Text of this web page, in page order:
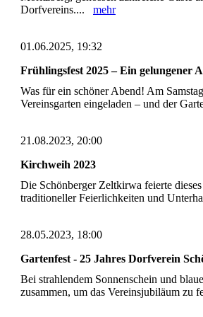
Dorfvereins.... mehr
01.06.2025, 19:32
Frühlingsfest 2025 – Ein gelungener
Was für ein schöner Abend! Am
Vereinsgarten eingeladen – und der
21.08.2023, 20:00
Kirchweih 2023
Die Schönberger Zeltkirwa feierte
traditioneller Feierlichkeiten und
28.05.2023, 18:00
Gartenfest - 25 Jahres Dorfverein
Bei strahlendem Sonnenschein und
zusammen, um das Vereinsjubiläum zu